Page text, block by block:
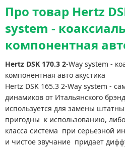
Про товар Hertz
system -
компонентная
Hertz DSK 170.3 2-Way system -
компонентная авто акустика
Hertz DSK 165.3 2-Way system -
динамиков от Итальянского
используется для замены
пригодны к использованию,
класса система при серьезной
и чистое звучание придает